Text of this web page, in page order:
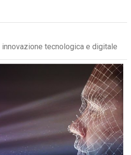
tecnologica e digitale